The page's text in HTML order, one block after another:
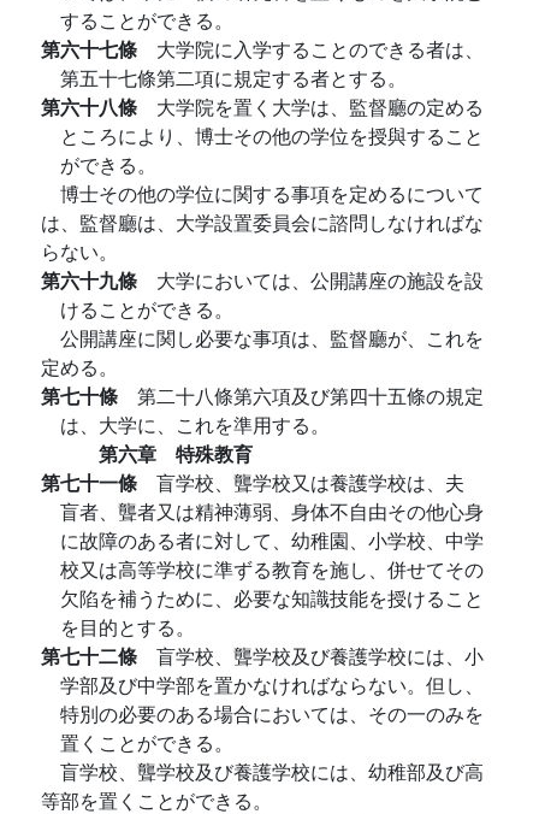
することができる。
第六十七條 大学院に入学することのできる者は、
第五十七條第二項に規定する者とする。
第六十八條 大学院を置く大学は、監督廳の定める
ところにより、博士その他の学位を授與すること
ができる。
博士その他の学位に関する事項を定めるについて
は、監督廳は、大学設置委員会に諮問しなければな
らない。
第六十九條 大学においては、公開講座の施設を設
けることができる。
公開講座に関し必要な事項は、監督廳が、これを
定める。
第七十條 第二十八條第六項及び第四十五條の規定
は、大学に、これを準用する。
第六章 特殊教育
第七十一條 盲学校、聾学校又は養護学校は、夫ゝ
盲者、聾者又は精神薄弱、身体不自由その他心身
に故障のある者に対して、幼稚園、小学校、中学
校又は高等学校に準ずる教育を施し、併せてその
欠陷を補うために、必要な知識技能を授けること
を目的とする。
第七十二條 盲学校、聾学校及び養護学校には、小
学部及び中学部を置かなければならない。但し、
特別の必要のある場合においては、その一のみを
置くことができる。
盲学校、聾学校及び養護学校には、幼稚部及び高
等部を置くことができる。